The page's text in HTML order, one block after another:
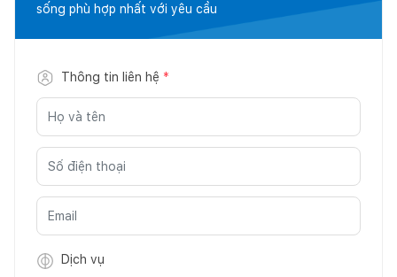
sống phù hợp nhất với yêu cầu
Thông tin liên hệ *
Dịch vụ